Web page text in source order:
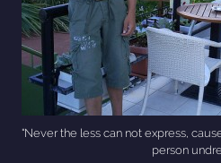
"Never the less can not express,
person